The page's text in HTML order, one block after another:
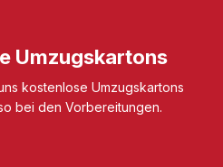
Umzugskartons
kostenlose Umzugskartons
bei den Vorbereitungen.